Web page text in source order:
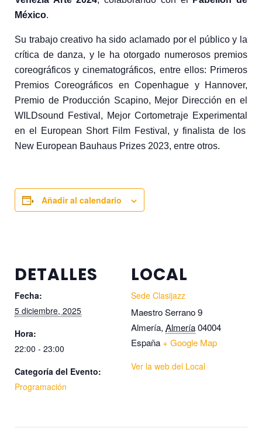
México.
Su trabajo creativo ha sido aclamado por el público y la
crítica de danza, y le ha otorgado numerosos premios
coreográficos y cinematográficos, entre ellos: Primeros
Premios Coreográficos en Copenhague y Hannover,
Premio de Producción Scapino, Mejor Dirección en el
WILDsound Festival , Mejor Cortometraje Experimental
en el
European Short Film Festival , y finalista de los
New European Bauhaus Prizes 2023, entre otros.
Añadir al calendario
DETALLES
Fecha:
5 diciembre, 2025
Hora:
22:00 - 23:00
Categoría del Evento:
Programación
LOCAL
Sede Clasijazz
Maestro Serrano 9
Almería, Almería04004
España + Google Map
Ver la web del Local